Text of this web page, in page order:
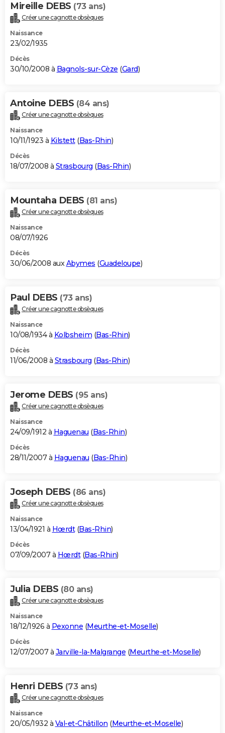
Mireille DEBS (73 ans)
Créer une cagnotte obsèques
Naissance
23/02/1935
Décès
30/10/2008 à Bagnols-sur-Cèze (Gard)
Antoine DEBS (84 ans)
Créer une cagnotte obsèques
Naissance
10/11/1923 à Kilstett(Bas-Rhin)
Décès
18/07/2008 à Strasbourg (Bas-Rhin)
Mountaha DEBS (81 ans)
Créer une cagnotte obsèques
Naissance
08/07/1926
Décès
30/06/2008 auxAbymes (Guadeloupe)
Paul DEBS (73 ans)
Créer une cagnotte obsèques
Naissance
10/08/1934 à Kolbsheim (Bas-Rhin)
Décès
11/06/2008 à Strasbourg (Bas-Rhin)
Jerome DEBS (95 ans)
Créer une cagnotte obsèques
Naissance
24/09/1912 à Haguenau (Bas-Rhin)
Décès
28/11/2007 à Haguenau (Bas-Rhin)
Joseph DEBS (86 ans)
Créer une cagnotte obsèques
Naissance
13/04/1921 à Hœrdt(Bas-Rhin)
Décès
07/09/2007 à Hœrdt(Bas-Rhin)
Julia DEBS (80 ans)
Créer une cagnotte obsèques
Naissance
18/12/1926 à Pexonne (Meurthe-et-Moselle)
Décès
12/07/2007 à Jarville-la-Malgrange (Meurthe-et-Moselle)
Henri DEBS (73 ans)
Créer une cagnotte obsèques
Naissance
20/05/1932 à Val-et-Châtillon (Meurthe-et-Moselle)